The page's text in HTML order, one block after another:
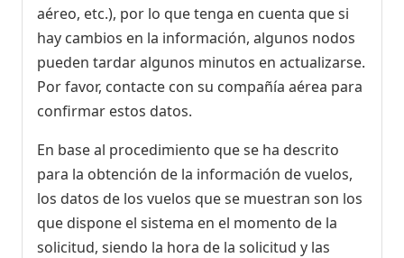
aéreo, etc.), por lo que tenga en cuenta que si
hay cambios en la información, algunos nodos
pueden tardar algunos minutos en actualizarse.
Por favor, contacte con su compañía aérea para
confirmar estos datos.
En base al procedimiento que se ha descrito
para la obtención de la información de vuelos,
los datos de los vuelos que se muestran son los
que dispone el sistema en el momento de la
solicitud, siendo la hora de la solicitud y las